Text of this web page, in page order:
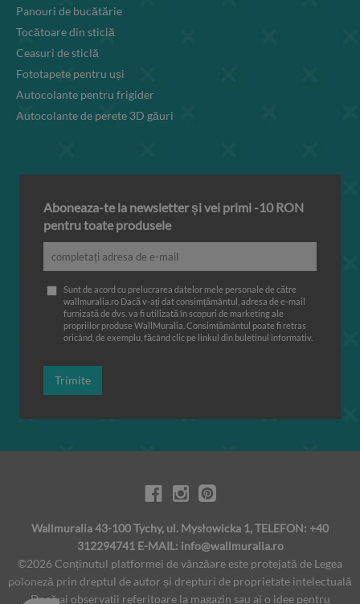
Panouri de bucătărie
Tocătoare din sticlă
Ceasuri de sticlă
Fototapete pentru uși
Autocolante pentru frigider
Autocolante de perete 3D găuri
Aboneaza-te la newsletter și vei primi -10 RON
pentru toate produsele
Sunt de acord cu prelucrarea datelor mele personale de către
wallmuralia.ro Dacă v-ați dat consimțământul, adresa de e-mail
furnizată de dvs. va fi utilizată în scopuri de marketing ale
propriilor produse WallMuralia. Consimțământul poate fi retras
oricând, de exemplu, făcând clic pe linkul din buletinul informativ.
Trimite
Wallmuralia 43-100 Tychy, ul. Mysłowicka 1, TELEFON: +40
312294741 E-MAIL: info@wallmuralia.ro
©2026 Conținutul platformei de vânzăare este protejată de Legea
poloneză prin dreptul de autor și drepturi de proprietate intelectuală
Dacă ai observaţii referitoare la magazin sau ai o idee pentru